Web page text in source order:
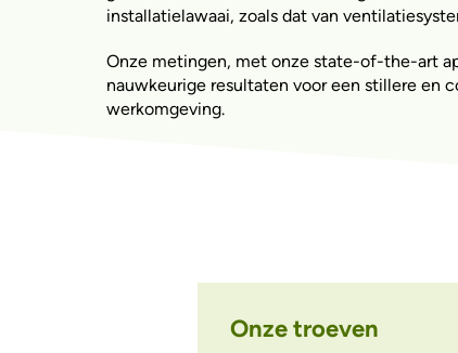
installatielawaai, zoals dat van
Onze metingen, met onze state-of-the-art
nauwkeurige resultaten voor een stillere en
werkomgeving.
Onze troeven